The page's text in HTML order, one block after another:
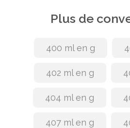
Plus de
400 ml en g
402 ml en g
404 ml en g
407 ml en g